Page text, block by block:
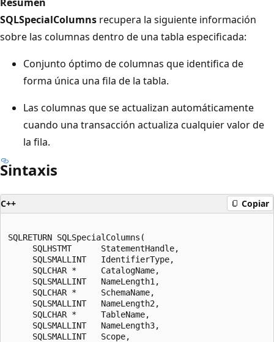
SQLSpecialColumns recupera la siguiente información
sobre las columnas dentro de una tabla especificada:
Conjunto óptimo de columnas que identifica de
forma única una fila de la tabla.
Las columnas que se actualizan automáticamente
cuando una transacción actualiza cualquier valor de
la fila.
Sintaxis
C++ Copiar
SQLRETURN SQLSpecialColumns(
     SQLHSTMT      StatementHandle,
     SQLSMALLINT   IdentifierType,
     SQLCHAR *     CatalogName,
     SQLSMALLINT   NameLength1,
     SQLCHAR *     SchemaName,
     SQLSMALLINT   NameLength2,
     SQLCHAR *     TableName,
     SQLSMALLINT   NameLength3,
     SQLSMALLINT   Scope,